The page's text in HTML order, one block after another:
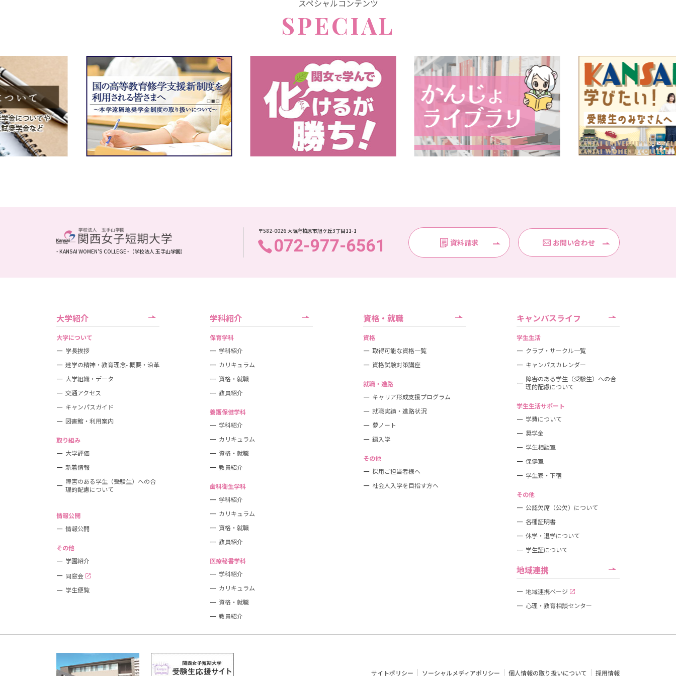
スペシャルコンテンツ
SPECIAL
- KANSAI WOMEN'S COLLEGE - （学校法人 玉手山学園）
〒582-0026 大阪府柏原市旭ケ丘3丁目11-1
資料請求 お問い合わせ
大学紹介
大学について
学長挨拶
建学の精神・教育理念- 概要・沿革
大学組織・データ
交通アクセス
キャンパスガイド
図書館・利用案内
取り組み
大学評価
新着情報
障害のある学生（受験生）への合
理的配慮について
情報公開
情報公開
その他
学園紹介
同窓会
学生便覧
学科紹介
保育学科
学科紹介
カリキュラム
資格・就職
教員紹介
養護保健学科
学科紹介
カリキュラム
資格・就職
教員紹介
歯科衛生学科
学科紹介
カリキュラム
資格・就職
教員紹介
医療秘書学科
学科紹介
カリキュラム
資格・就職
教員紹介
資格・就職
資格
取得可能な資格一覧
資格試験対策講座
就職・進路
キャリア形成支援プログラム
就職実績・進路状況
夢ノート
編入学
その他
採用ご担当者様へ
社会人入学を目指す方へ
キャンパスライフ
学生生活
クラブ・サークル一覧
キャンパスカレンダー
障害のある学生（受験生）への合
理的配慮について
学生生活サポート
学費について
奨学金
学生相談室
保健室
学生寮・下宿
その他
公認欠席（公欠）について
各種証明書
休学・退学について
学生証について
地域連携
地域連携ページ
心理・教育相談センター
サイトポリシー ソーシャルメディアポリシー 個人情報の取り扱いについて 採用情報